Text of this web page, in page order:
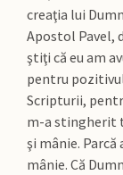
creaţia lui
Apostol Pavel,
ştiţi că eu am
pentru
Scripturii,
m-a stingherit
şi mânie. Parcă
mânie. Că